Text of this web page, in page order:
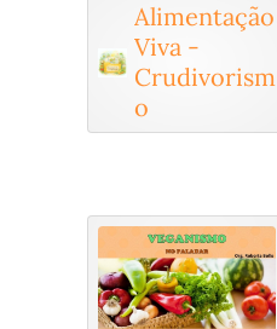
Alimentação
Viva -
Crudivorism
o